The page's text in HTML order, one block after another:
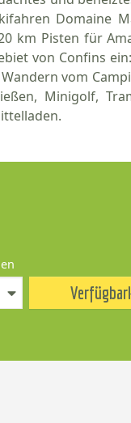
Domaine
km Pisten für
von Confins
vom
Minigolf,